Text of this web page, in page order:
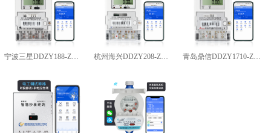
宁波三星DDZY188-Z型4G通讯智能电能表杭州海兴DDZY208-Z型RS485通讯智能电能表
青岛鼎信DDZY1710-Z型